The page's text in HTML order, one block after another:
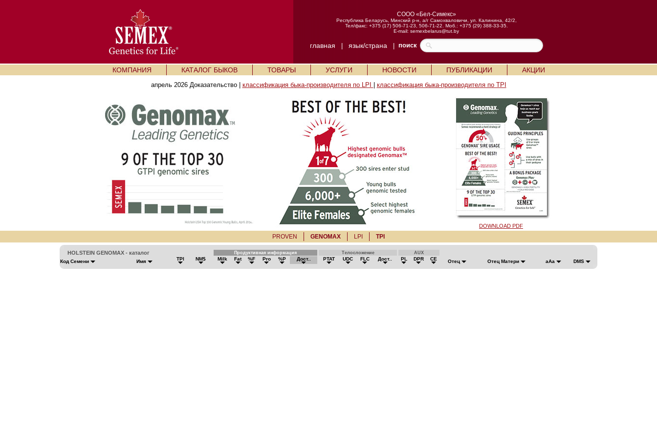
СООО «Бел-Симекс»
Республика Беларусь, Минский р-н, а/г Самохваловичи, ул. Калинина, 42/2,
Тел/факс: +375 (17) 506-71-23, 506-71-22. Моб.: +375 (29) 388-33-35.
E-mail: semexbelarus@tut.by
главная язык/страна| поиск
КОМПАНИЯ КАТАЛОГ БЫКОВ ТОВАРЫ УСЛУГИ НОВОСТИ ПУБЛИКАЦИИ АКЦИИ
апрель 2026 Доказательство | классификация быка-производителя по LPI классификация быка-производителя по TPI
DOWNLOAD PDF
PROVEN GENOMAX LPI TPI
HOLSTEIN GENOMAX - каталог Продуктивная информация Телосложение AUX
Код Семени Имя TPI NM$ Milk Fat %F Pro %P Дост.. PTAT UDC FLC Дост.. PL DPR CE Отец Отец Матери aAa DMS